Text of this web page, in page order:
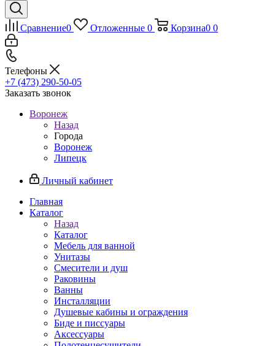
Сравнение0 Отложенные 0 Корзина0 0
Телефоны
+7 (473) 290-50-05
Заказать звонок
Воронеж
Назад
Города
Воронеж
Липецк
Личный кабинет
Главная
Каталог
Назад
Каталог
Мебель для ванной
Унитазы
Смесители и душ
Раковины
Ванны
Инсталляции
Душевые кабины и ограждения
Биде и писсуары
Аксессуары